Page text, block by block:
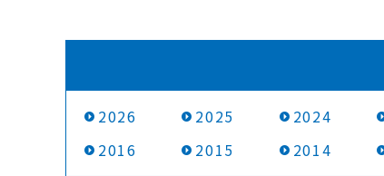
2026 2025 2024
2016
2015 2014